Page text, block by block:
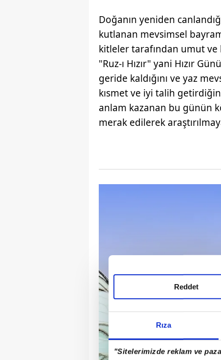
Rıza
"Sitelerimizde reklam ve
Reddet
Doğanın yeniden
kutlanan mevsimsel
kitleler tarafından umut ve
"Ruz-ı Hızır" yani Hızır
geride kaldığını ve yaz
kısmet ve iyi talih
anlam kazanan bu günün
merak edilerek